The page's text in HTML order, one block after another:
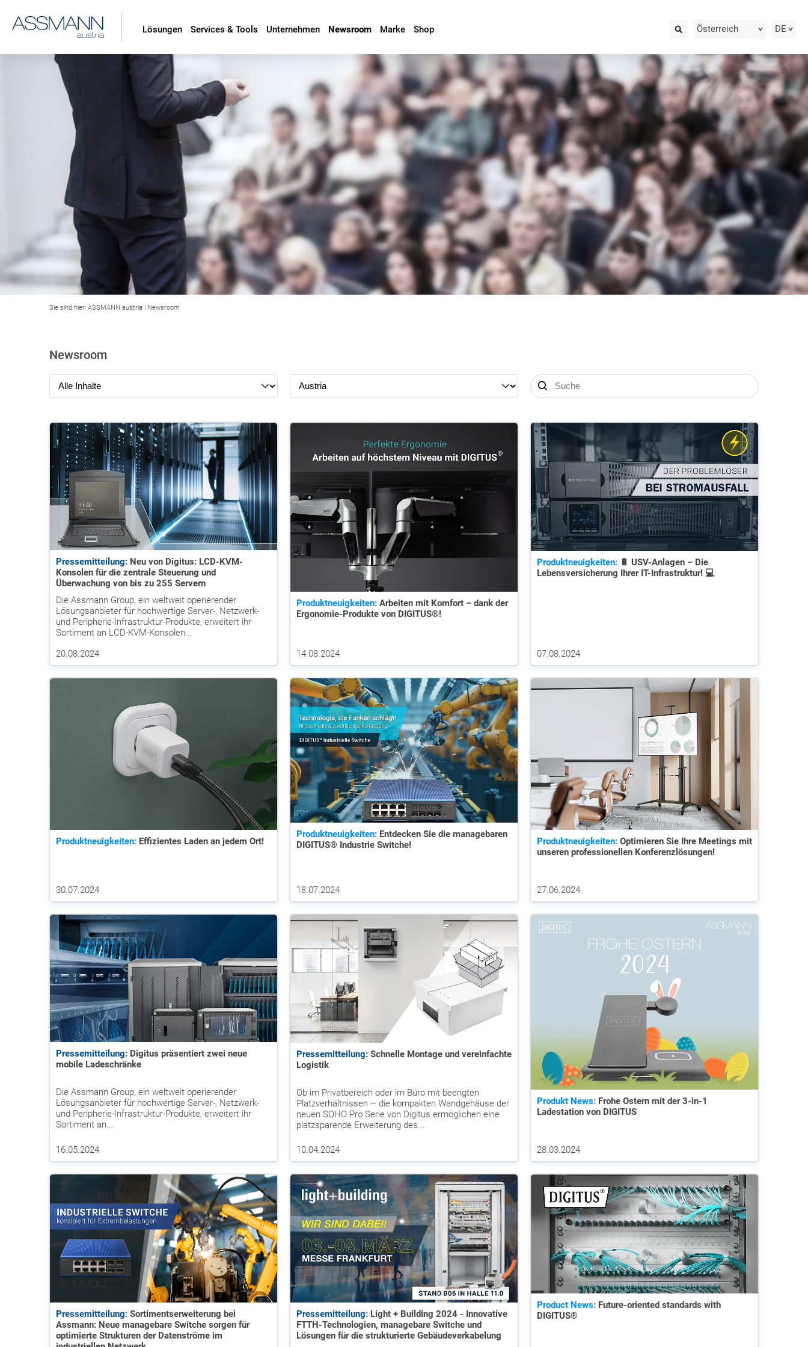
Österreich DE
Lösungen Services & Tools Unternehmen Newsroom Marke Shop
Sie sind hier: ASSMANN austria | Newsroom
Newsroom
Pressemitteilung: Neu von Digitus: LCD-KVM-
Konsolen für die zentrale Steuerung und
Überwachung von bis zu 255 Servern
Die Assmann Group, ein weltweit operierender
Lösungsanbieter für hochwertige Server-, Netzwerk-
und Peripherie-Infrastruktur-Produkte, erweitert ihr
Sortiment an LCD-KVM-Konsolen...
20.08.2024
Produktneuigkeiten: Arbeiten mit Komfort – dank der
Ergonomie-Produkte von DIGITUS®!
14.08.2024
Produktneuigkeiten: 🔋 USV-Anlagen – Die
Lebensversicherung Ihrer IT-Infrastruktur! 💻
07.08.2024
Produktneuigkeiten: Effizientes Laden an jedem Ort!
30.07.2024
Produktneuigkeiten: Entdecken Sie die managebaren
DIGITUS® Industrie Switche!
18.07.2024
Produktneuigkeiten: Optimieren Sie Ihre Meetings mit
unseren professionellen Konferenzlösungen!
27.06.2024
Pressemitteilung: Digitus präsentiert zwei neue
mobile Ladeschränke
Die Assmann Group, ein weltweit operierender
Lösungsanbieter für hochwertige Server-, Netzwerk-
und Peripherie-Infrastruktur-Produkte, erweitert ihr
Sortiment an...
16.05.2024
Pressemitteilung: Schnelle Montage und vereinfachte
Logistik
Ob im Privatbereich oder im Büro mit beengten
Platzverhältnissen – die kompakten Wandgehäuse der
neuen SOHO Pro Serie von Digitus ermöglichen eine
platzsparende Erweiterung des...
10.04.2024
Produkt News: Frohe Ostern mit der 3-in-1
Ladestation von DIGITUS
28.03.2024
Pressemitteilung: Sortimentserweiterung bei
Assmann: Neue managebare Switche sorgen für
optimierte Strukturen der Datenströme im
Pressemitteilung: Light + Building 2024 - Innovative
FTTH-Technologien, managebare Switche und
Lösungen für die strukturierte Gebäudeverkabelung
Product News: Future-oriented standards with
DIGITUS®